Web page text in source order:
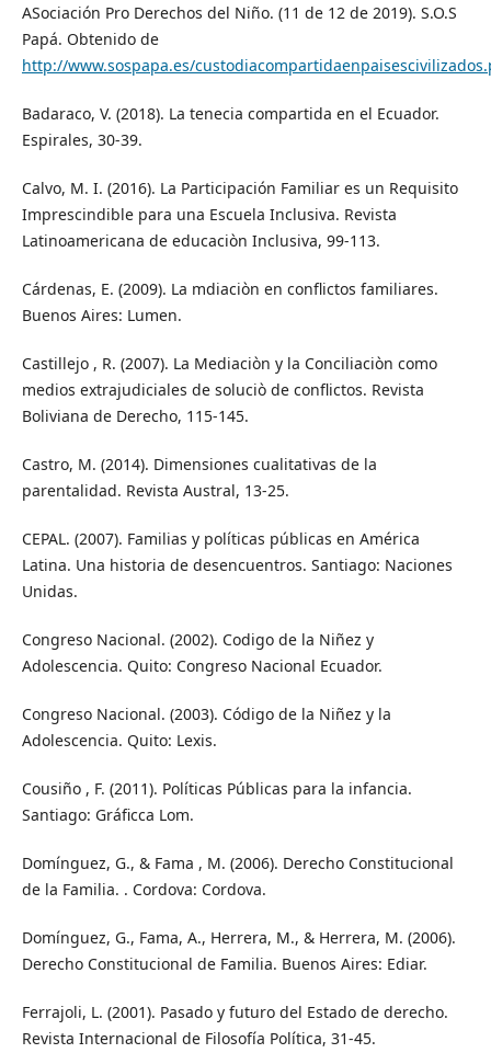
ASociación Pro Derechos del Niño. (11 de 12 de 2019). S.O.S
Papá. Obtenido de
http://www.sospapa.es/
Badaraco, V. (2018). La tenecia compartida en el Ecuador.
Espirales, 30-39.
Calvo, M. I. (2016). La Participación Familiar es un Requisito
Imprescindible para una Escuela Inclusiva. Revista
Latinoamericana de educaciòn Inclusiva, 99-113.
Cárdenas, E. (2009). La mdiaciòn en conflictos familiares.
Buenos Aires: Lumen.
Castillejo , R. (2007). La Mediaciòn y la Conciliaciòn como
medios extrajudiciales de soluciò de conflictos. Revista
Boliviana de Derecho, 115-145.
Castro, M. (2014). Dimensiones cualitativas de la
parentalidad. Revista Austral, 13-25.
CEPAL. (2007). Familias y políticas públicas en América
Latina. Una historia de desencuentros. Santiago: Naciones
Unidas.
Congreso Nacional. (2002). Codigo de la Niñez y
Adolescencia. Quito: Congreso Nacional Ecuador.
Congreso Nacional. (2003). Código de la Niñez y la
Adolescencia. Quito: Lexis.
Cousiño , F. (2011). Políticas Públicas para la infancia.
Santiago: Gráficca Lom.
Domínguez, G., & Fama , M. (2006). Derecho Constitucional
de la Familia. . Cordova: Cordova.
Domínguez, G., Fama, A., Herrera, M., & Herrera, M. (2006).
Derecho Constitucional de Familia. Buenos Aires: Ediar.
Ferrajoli, L. (2001). Pasado y futuro del Estado de derecho.
Revista Internacional de Filosofía Política, 31-45.